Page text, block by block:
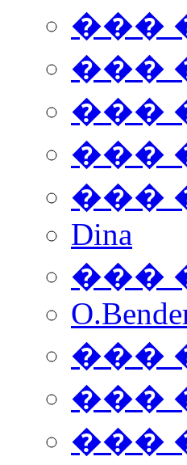
���
���
���
���
���
Dina
���
���
���
���